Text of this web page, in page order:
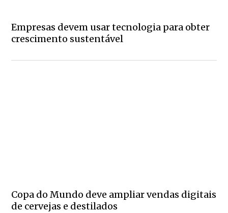
Empresas devem usar tecnologia para obter
crescimento sustentável
Copa do Mundo deve ampliar vendas digitais
de cervejas e destilados